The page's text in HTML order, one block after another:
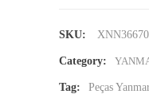
SKU:
Category:
Tag: Peças